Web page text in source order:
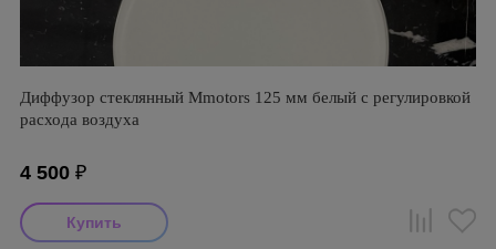
Диффузор стеклянный Mmotors 125 мм белый с регулировкой
расхода воздуха
4 500 ₽